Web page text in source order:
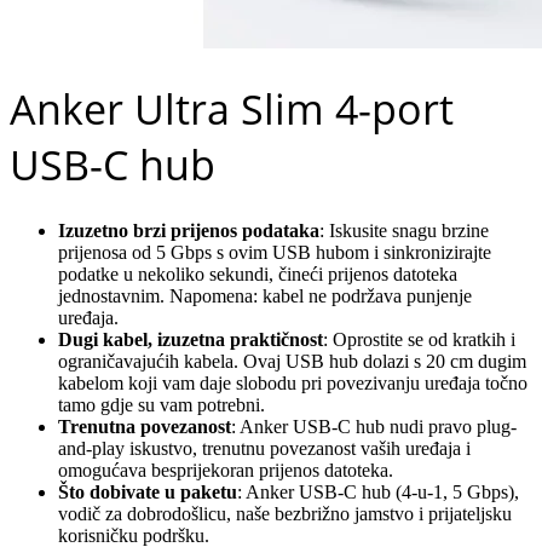
Anker Ultra Slim 4-port
USB-C hub
Izuzetno brzi prijenos podataka: Iskusite snagu brzine
prijenosa od 5 Gbps s ovim USB hubom i sinkronizirajte
podatke u nekoliko sekundi, čineći prijenos datoteka
jednostavnim. Napomena: kabel ne podržava punjenje
uređaja.
Dugi kabel, izuzetna praktičnost: Oprostite se od kratkih i
ograničavajućih kabela. Ovaj USB hub dolazi s 20 cm dugim
kabelom koji vam daje slobodu pri povezivanju uređaja točno
tamo gdje su vam potrebni.
Trenutna povezanost: Anker USB-C hub nudi pravo plug-
and-play iskustvo, trenutnu povezanost vaših uređaja i
omogućava besprijekoran prijenos datoteka.
Što dobivate u paketu: Anker USB-C hub (4-u-1, 5 Gbps),
vodič za dobrodošlicu, naše bezbrižno jamstvo i prijateljsku
korisničku podršku.